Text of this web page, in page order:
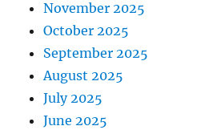
November 2025
October 2025
September 2025
August 2025
July 2025
June 2025